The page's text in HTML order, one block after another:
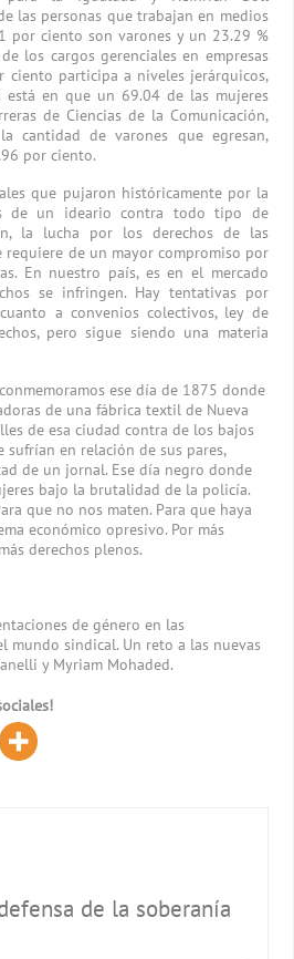
las personas que trabajan en medios
por ciento son varones y un 23.29 %
los cargos gerenciales en empresas
ciento participa a niveles jerárquicos,
en que un 69.04 de las mujeres
de Ciencias de la Comunicación,
cantidad de varones que egresan,
por ciento.
que pujaron históricamente por la
de un ideario contra todo tipo de
la lucha por los derechos de las
requiere de un mayor compromiso por
En nuestro país, es en el mercado
se infringen. Hay tentativas por
a convenios colectivos, ley de
pero sigue siendo una materia
ese día de 1875 donde
de una fábrica textil de Nueva
de esa ciudad contra de los bajos
sufrían en relación de sus pares,
de un jornal. Ese día negro donde
bajo la brutalidad de la policía.
que no nos maten. Para que haya
económico opresivo. Por más
derechos plenos.
de género en las
mundo sindical. Un reto a las nuevas
y Myriam Mohaded.
de la soberanía